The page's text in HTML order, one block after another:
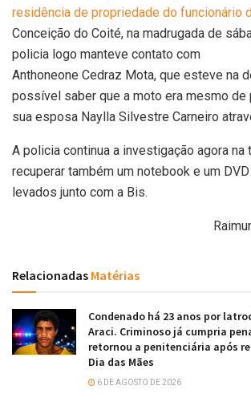
residência de propriedade do funcionário
Conceição do Coité, na madrugada de
policia logo manteve contato com
Anthoneone Cedraz Mota, que esteve na
possível saber que a moto era mesmo de
sua esposa Naylla Silvestre Carneiro
A policia continua a investigação agora na
recuperar também um notebook e um
levados junto com a Bis.
Relacionadas Matérias
Condenado há 23 anos por
Araci. Criminoso já cumpria
retornou a penitenciária após
Dia das Mães
6 DE AGOSTO DE 2026